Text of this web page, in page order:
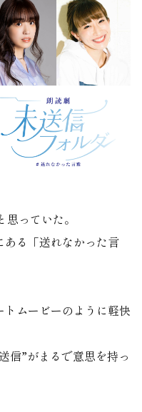
思っていた。
る「送れなかった言
ムービーのように軽快
信”がまるで意思を持っ